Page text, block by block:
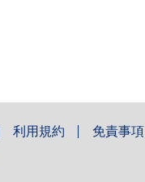
利用規約 免責事項